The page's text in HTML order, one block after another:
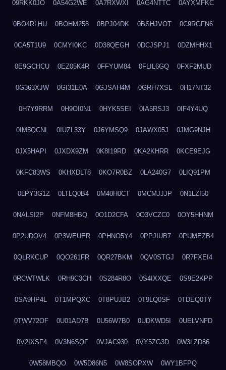
09RKK0JO 0A54G2WE 0A7RXWXI 0AG4NTTC 0AYXMFKC
0BO4RLHU 0BOHM258 0BPJ04DK 0BSHJVOT 0C9RGFN6
0CA5T1U9 0CMYI0KC 0D38QEGH 0DCJSPJ1 0DZMHHX1
0E9GCHCU 0EZ05K4R 0FFYUM84 0FLIL6GQ 0FXF2MUD
0G363XJW 0GI31E0A 0GJSAH4M 0GRH7XSL 0H17NT32
0H7Y9RRM 0H9OI0N1 0HYK5SEI 0IA5RSJ3 0IF4Y4UQ
0IM5QCNL 0IUZL33Y 0J6YMSQ9 0JAWX05J 0JMG9NJH
0JX5HAPI 0JXDX9ZM 0K8I19RD 0KA2KHRR 0KCE9EJG
0KFC83WS 0KHXDLT8 0KO7R0BZ 0LA240G7 0LIQ91PM
0LPY3G1Z 0LTLQ0B4 0M40H0CT 0MCMJJJP 0N1LZI50
0NALSI2P 0NFM8HBQ 0O1D2CFA 0O3VCZC0 0OY5HHNM
0P2UDQV4 0P3WEUER 0PHNO5Y4 0PPJIUB7 0PUMEZB4
0QLRKCUP 0QO261FR 0QR27BKM 0QV0STGJ 0R7FXEI4
0RCWTWLK 0RH9C3CH 0S284R8O 0S4IXXQE 0S9E2KPP
0SA9HP4L 0T1MPQXC 0T8PUJB2 0T9LQ0SF 0TDEQ0TY
0TWV72OF 0U01AD7B 0U56W7B0 0UDKWD5I 0UELVNFD
0V2IXSF4 0V3N6SQF 0VJAC930 0VY5ZG3D 0W3LZD86
0W58MBQO 0W5D86N5 0W8SOPXW 0WY1BFPQ